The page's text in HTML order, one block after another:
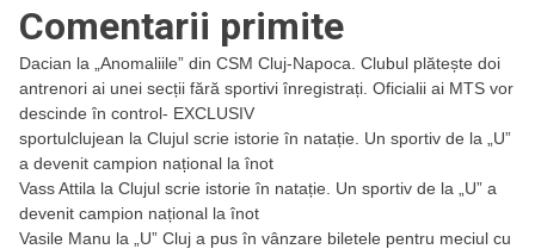
Comentarii primite
Dacian la
„Anomaliile” din CSM Cluj-Napoca. Clubul plătește doi
antrenori ai unei secții fără sportivi înregistrați. Oficialii ai MTS vor
descinde în control- EXCLUSIV
sportulclujean la Clujul scrie istorie în natație. Un sportiv de la „U”
a devenit campion național la înot
Vass Attila la Clujul scrie istorie în natație. Un sportiv de la „U” a
devenit campion național la înot
Vasile Manu la
„U” Cluj a pus în vânzare biletele pentru meciul cu